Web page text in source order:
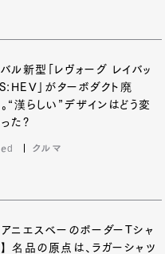
ル新型「レヴォーグ レイバッ
」がターボダクト廃
“漢らしい”デザインはどう変
た?
クルマ
アニエスベーのボーダーTシャ
名品の原点は、ラガーシャツ